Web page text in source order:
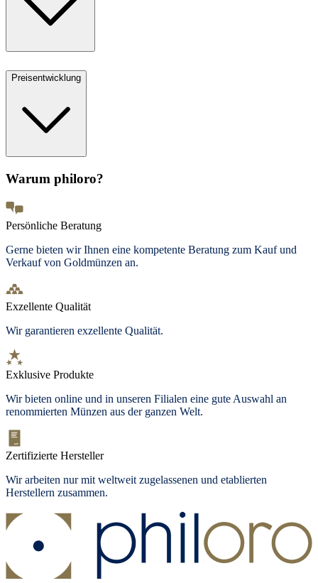
Preisentwicklung
Warum philoro?
Persönliche Beratung
Gerne bieten wir Ihnen eine kompetente Beratung zum Kauf und
Verkauf von Goldmünzen an.
Exzellente Qualität
Wir garantieren exzellente Qualität.
Exklusive Produkte
Wir bieten online und in unseren Filialen eine gute Auswahl an
renommierten Münzen aus der ganzen Welt.
Zertifizierte Hersteller
Wir arbeiten nur mit weltweit zugelassenen und etablierten
Herstellern zusammen.